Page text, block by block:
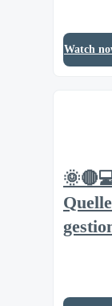
Watch